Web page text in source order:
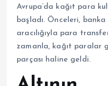
Avrupa’da kağıt para
başladı. Önceleri,
aracılığıyla para
zamanla, kağıt paralar
parçası haline geldi.